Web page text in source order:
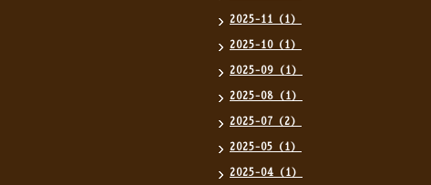
2025-11（1）
2025-10（1）
2025-09（1）
2025-08（1）
2025-07（2）
2025-05（1）
2025-04（1）